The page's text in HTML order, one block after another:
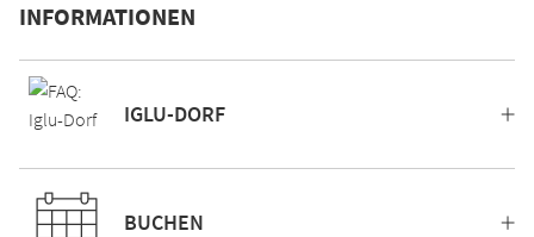
INFORMATIONEN
IGLU-DORF
BUCHEN